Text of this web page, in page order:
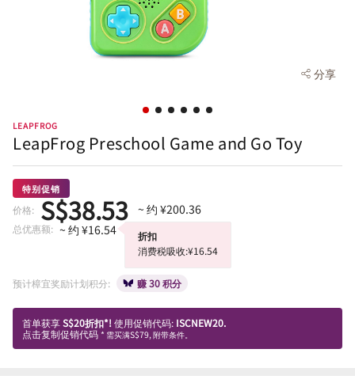
分享
LEAPFROG
LeapFrog Preschool Game and Go Toy
特别促销
价格: S$38.53 ~ 约 ¥200.36
总优惠额: ~ 约 ¥16.54
折扣
消费税吸收:¥16.54
预计樟宜奖励计划积分: 赚 30 积分
首单获享S$20折扣*! 使用促销代码: ISCNEW20.
点击复制促销代码 * 需买满S$79, 附带条件。